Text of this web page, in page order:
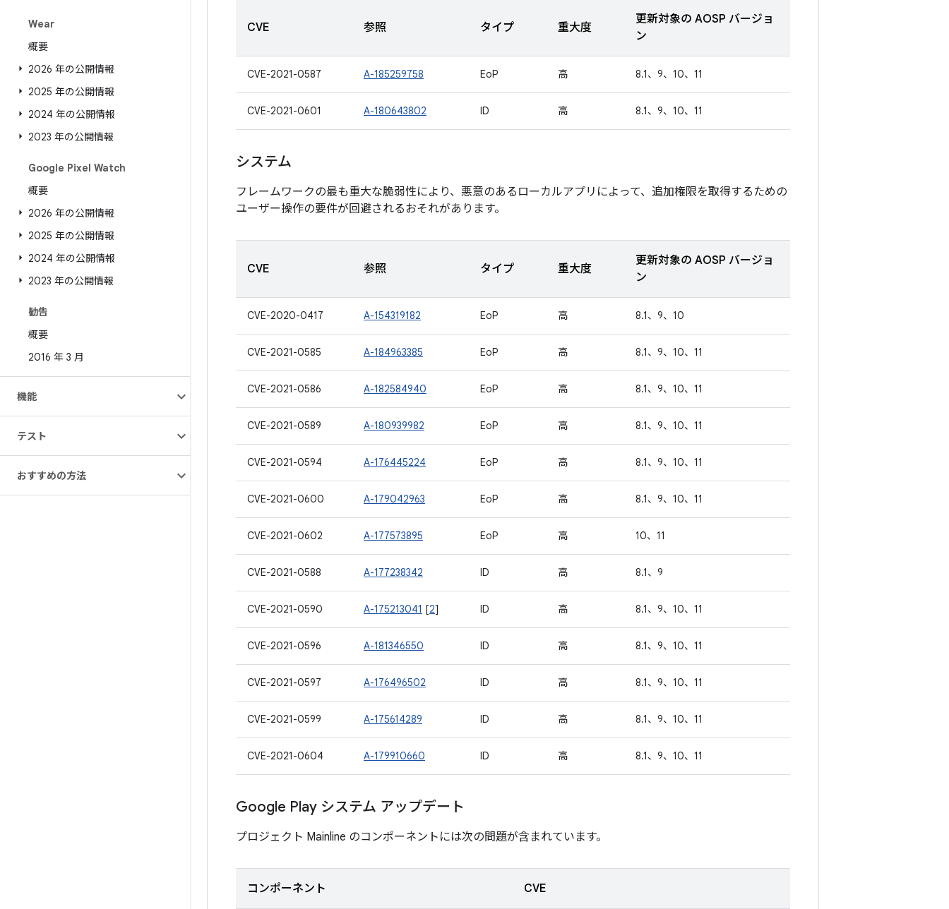
Wear
概要
2026 年の公開情報
2025 年の公開情報
2024 年の公開情報
2023 年の公開情報
Google Pixel Watch
概要
2026 年の公開情報
2025 年の公開情報
2024 年の公開情報
2023 年の公開情報
勧告
概要
2016 年 3 月
機能
テスト
おすすめの方法
CVE 参照 タイプ 重大度
更新対象の AOSP バージョ
ン
CVE-2021-0587 A-185259758 EoP 高 8.1、9、10、11
CVE-2021-0601 A-180643802 ID 高 8.1、9、10、11
システム
フレームワークの最も重大な脆弱性により、悪意のあるローカルアプリによって、追加権限を取得するための
ユーザー操作の要件が回避されるおそれがあります。
CVE 参照 タイプ 重大度
更新対象の AOSP バージョ
ン
CVE-2020-0417 A-154319182 EoP 高 8.1、9、10
CVE-2021-0585 A-184963385 EoP 高 8.1、9、10、11
CVE-2021-0586 A-182584940 EoP 高 8.1、9、10、11
CVE-2021-0589 A-180939982 EoP 高 8.1、9、10、11
CVE-2021-0594 A-176445224 EoP 高 8.1、9、10、11
CVE-2021-0600 A-179042963 EoP 高 8.1、9、10、11
CVE-2021-0602 A-177573895 EoP 高 10、11
CVE-2021-0588 A-177238342 ID 高 8.1、9
CVE-2021-0590 A-175213041 [2] ID 高 8.1、9、10、11
CVE-2021-0596 A-181346550 ID 高 8.1、9、10、11
CVE-2021-0597 A-176496502 ID 高 8.1、9、10、11
CVE-2021-0599 A-175614289 ID 高 8.1、9、10、11
CVE-2021-0604 A-179910660 ID 高 8.1、9、10、11
Google Play システム アップデート
プロジェクト Mainline のコンポーネントには次の問題が含まれています。
コンポーネント CVE